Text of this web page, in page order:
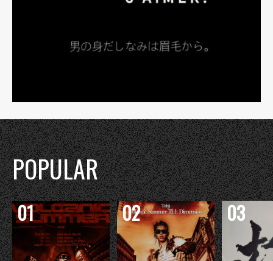
POPULAR